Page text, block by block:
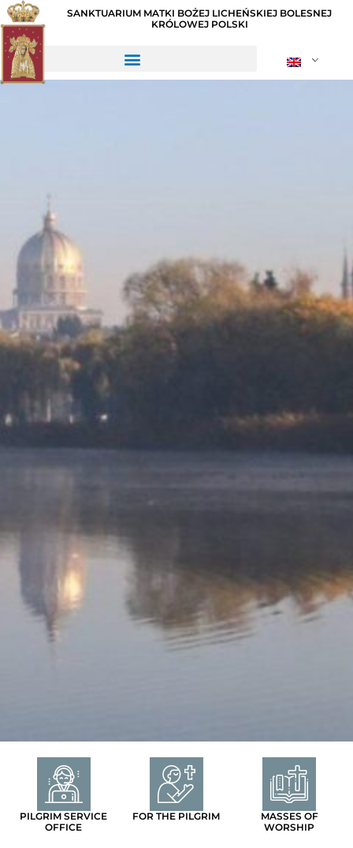
SANKTUARIUM MATKI BOŻEJ LICHEŃSKIEJ BOLESNEJ
KRÓLOWEJ POLSKI
PILGRIM SERVICE
OFFICE
FOR THE PILGRIM
MASSES OF
WORSHIP